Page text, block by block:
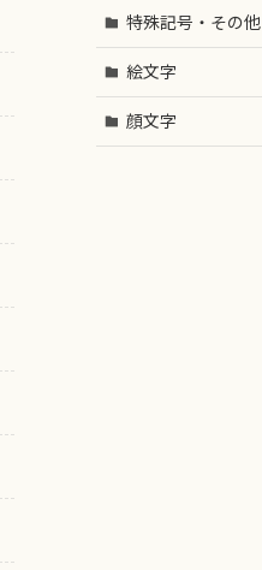
特殊記号・その他
絵文字
顔文字